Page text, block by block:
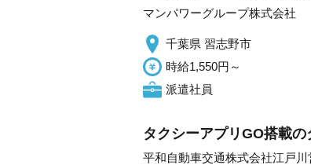
マンパワーグループ株式会社
千葉県 習志野市
時給1,550円～
派遣社員
タクシーアプリGO搭載
平和自動車交通株式会社江戸川